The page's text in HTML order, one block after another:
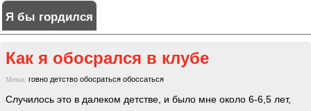
Я бы гордился
Как я обосрался в клубе
Метки: говно детство обосраться обоссаться
Случилось это в далеком детстве, и было мне около 6-6,5 лет,